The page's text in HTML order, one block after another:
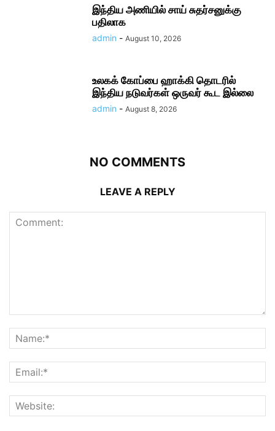
இந்திய அணியில் சாய் சுதர்சனுக்கு
பதிலாக
admin - August 10, 2026
உலகக் கோப்பை ஹாக்கி தொடரில்
இந்திய நடுவர்கள் ஒருவர் கூட இல்லை
admin - August 8, 2026
NO COMMENTS
LEAVE A REPLY